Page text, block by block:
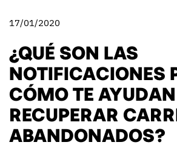
17/01/2020
¿QUÉ SON LAS
NOTIFICACIONES
CÓMO TE
RECUPERAR
ABANDONADOS?